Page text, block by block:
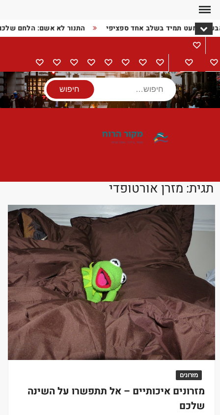
Skip
content
התנור לא אשם: הלחם כמעט תמיד בשלב אחד ספציפי
דף
הבית
מתכונים
בישול הורים
וילדים
מתנותמוצרי
חשמל
טיוליםאודותצור
קשר
מדיניות
פרטיות
הצהרת
נגישות
חיפוש
תגית: מזרן אורטופדי
מזרונים
מזרונים איכותיים – אל תתפשרו על השינה
שלכם